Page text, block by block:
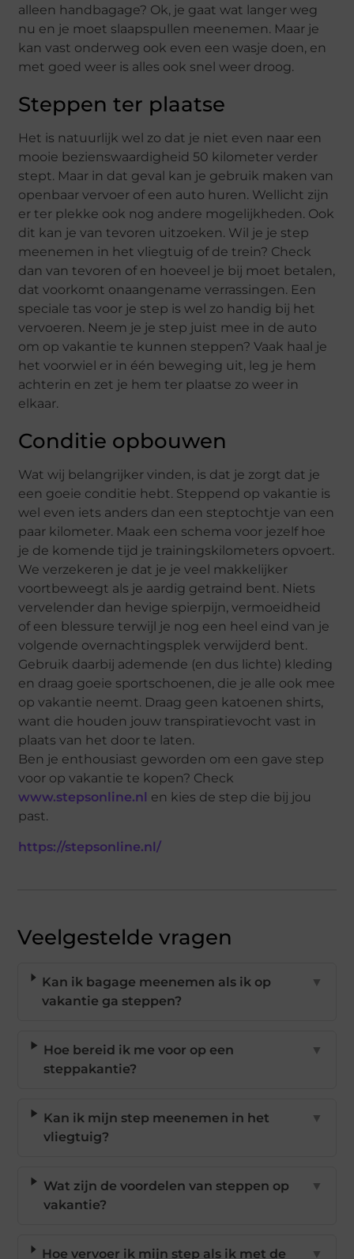
alleen handbagage? Ok, je gaat wat langer weg
nu en je moet slaapspullen meenemen. Maar je
kan vast onderweg ook even een wasje doen, en
met goed weer is alles ook snel weer droog.
Steppen ter plaatse
Het is natuurlijk wel zo dat je niet even naar een
mooie bezienswaardigheid 50 kilometer verder
stept. Maar in dat geval kan je gebruik maken van
openbaar vervoer of een auto huren. Wellicht zijn
er ter plekke ook nog andere mogelijkheden. Ook
dit kan je van tevoren uitzoeken. Wil je je step
meenemen in het vliegtuig of de trein? Check
dan van tevoren of en hoeveel je bij moet betalen,
dat voorkomt onaangename verrassingen. Een
speciale tas voor je step is wel zo handig bij het
vervoeren. Neem je je step juist mee in de auto
om op vakantie te kunnen steppen? Vaak haal je
het voorwiel er in één beweging uit, leg je hem
achterin en zet je hem ter plaatse zo weer in
elkaar.
Conditie opbouwen
Wat wij belangrijker vinden, is dat je zorgt dat je
een goeie conditie hebt. Steppend op vakantie is
wel even iets anders dan een steptochtje van een
paar kilometer. Maak een schema voor jezelf hoe
je de komende tijd je trainingskilometers opvoert.
We verzekeren je dat je je veel makkelijker
voortbeweegt als je aardig getraind bent. Niets
vervelender dan hevige spierpijn, vermoeidheid
of een blessure terwijl je nog een heel eind van je
volgende overnachtingsplek verwijderd bent.
Gebruik daarbij ademende (en dus lichte) kleding
en draag goeie sportschoenen, die je alle ook mee
op vakantie neemt. Draag geen katoenen shirts,
want die houden jouw transpiratievocht vast in
plaats van het door te laten.
Ben je enthousiast geworden om een gave step
voor op vakantie te kopen? Check
www.stepsonline.nl en kies de step die bij jou
past.
https://stepsonline.nl/
Veelgestelde vragen
Kan ik bagage meenemen als ik op
vakantie ga steppen?
▼
Hoe bereid ik me voor op een
steppakantie?
▼
Kan ik mijn step meenemen in het
vliegtuig?
▼
Wat zijn de voordelen van steppen op
vakantie?
▼
Hoe vervoer ik mijn step als ik met de ▼